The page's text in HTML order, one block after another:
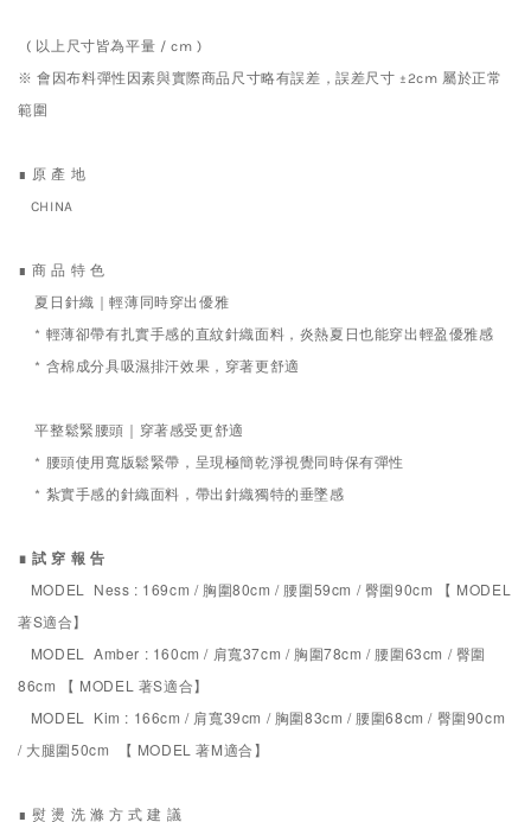
( 以上尺寸皆為平量 / cm )
※ 會因布料彈性因素與實際商品尺寸略有誤差，誤差尺寸 ±2cm 屬於正常
範圍
∎ 原 產 地
CHINA
∎ 商 品 特 色
夏日針織｜輕薄同時穿出優雅
* 輕薄卻帶有扎實手感的直紋針織面料，炎熱夏日也能穿出輕盈優雅感
* 含棉成分具吸濕排汗效果，穿著更舒適
平整鬆緊腰頭 ｜穿著感受更舒適
* 腰頭使用寬版鬆緊帶，呈現極簡乾淨視覺同時保有彈性
* 紮實手感的針織面料，帶出針織獨特的垂墜感
∎ 試 穿 報 告
MODEL Ness : 169cm / 胸圍80cm / 腰圍59cm / 臀圍90cm 【 MODEL
著S適合】
MODEL Amber : 160cm / 肩寬37cm / 胸圍78cm / 腰圍63cm / 臀圍
86cm 【 MODEL 著S適合】
MODEL Kim : 166cm / 肩寬39cm / 胸圍83cm / 腰圍68cm / 臀圍90cm
/ 大腿圍50cm 【 MODEL 著M適合】
∎ 熨 燙 洗 滌 方 式 建 議